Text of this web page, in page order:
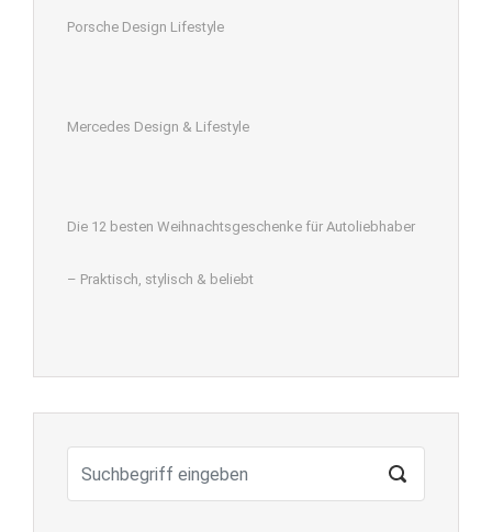
Porsche Design Lifestyle
Mercedes Design & Lifestyle
Die 12 besten Weihnachtsgeschenke für Autoliebhaber
– Praktisch, stylisch & beliebt